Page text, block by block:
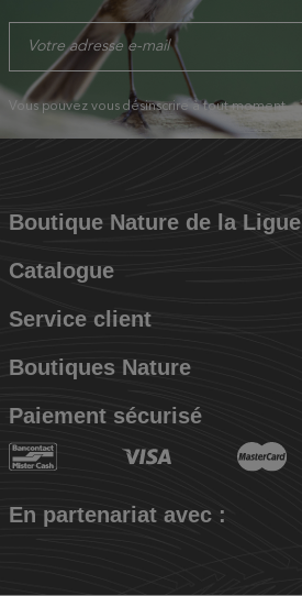
Vous pouvez vous désinscrire à tout moment.
Boutique Nature de la Ligue
Catalogue
Service client
Boutiques Nature
Paiement sécurisé
En partenariat avec :